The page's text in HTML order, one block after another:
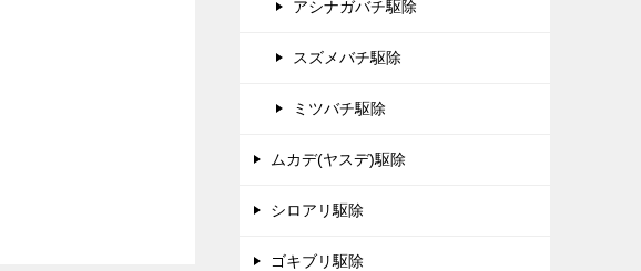
アシナガバチ駆除
スズメバチ駆除
ミツバチ駆除
ムカデ(ヤスデ)駆除
シロアリ駆除
ゴキブリ駆除